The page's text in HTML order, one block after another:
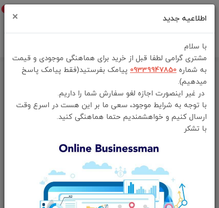
خانه فهرست محصولات ماوس بی سیم گیمینگ Porodo مدل PDX323
اطلاعیه جدید ×
با سلام
مشتری گرامی لطفا قبل از خرید برای هماهنگی موجودی و قیمت
به شماره 09339947850 پیامک بفرستید(فقط پیامک پاسخ
میدهیم).
در غیر اینصورت اجازه لغو سفارش شما را داریم.
با توجه به شرایط موجود، سعی ما بر این هست در اسرع وقت
ارسال کنیم و خواهشمندیم حتما هماهنگی کنید.
با تشکر